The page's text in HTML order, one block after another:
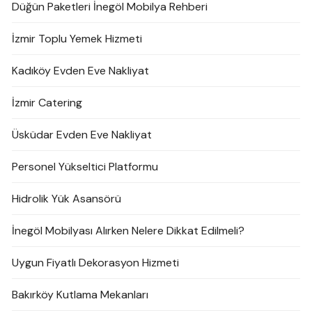
Düğün Paketleri İnegöl Mobilya Rehberi
İzmir Toplu Yemek Hizmeti
Kadıköy Evden Eve Nakliyat
İzmir Catering
Üsküdar Evden Eve Nakliyat
Personel Yükseltici Platformu
Hidrolik Yük Asansörü
İnegöl Mobilyası Alırken Nelere Dikkat Edilmeli?
Uygun Fiyatlı Dekorasyon Hizmeti
Bakırköy Kutlama Mekanları